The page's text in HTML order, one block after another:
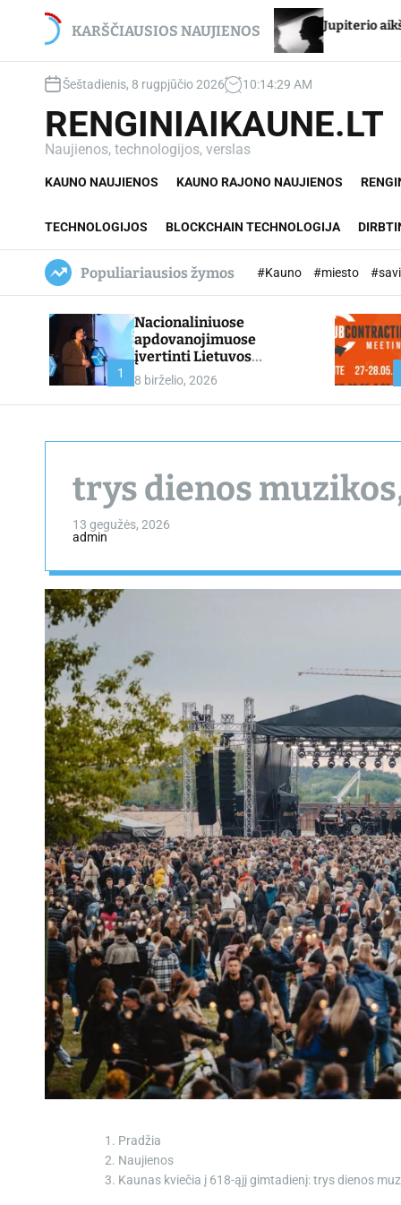
KARŠČIAUSIOS NAUJIENOS
– net du Jupiterio aikštės Chironas – atmetimo
Šeštadienis, 8 rugpjūčio 2026 10:14:31 AM
RENGINIAIKAUNE.LT
Naujienos, technologijos, verslas
KAUNO NAUJIENOS KAUNO RAJONO NAUJIENOS
TECHNOLOGIJOS BLOCKCHAIN TECHNOLOGIJA
Populiariausios žymos #Kauno #miesto
1
Nacionaliniuose
apdovanojimuose
įvertinti Lietuvos
profesinio mokymo
lyderiai
8 birželio, 2026
trys dienos
13 gegužės, 2026
admin
Pradžia
Naujienos
Kaunas kviečia į 618-ąjį gimtadienį: trys dienos